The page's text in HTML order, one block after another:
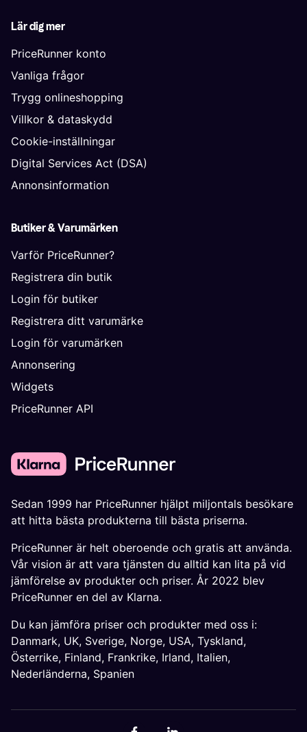
Lär dig mer
PriceRunner konto
Vanliga frågor
Trygg onlineshopping
Villkor & dataskydd
Cookie-inställningar
Digital Services Act (DSA)
Annonsinformation
Butiker & Varumärken
Varför PriceRunner?
Registrera din butik
Login för butiker
Registrera ditt varumärke
Login för varumärken
Annonsering
Widgets
PriceRunner API
Sedan 1999 har PriceRunner hjälpt miljontals besökare
att hitta bästa produkterna till bästa priserna.
PriceRunner är helt oberoende och gratis att använda.
Vår vision är att vara tjänsten du alltid kan lita på vid
jämförelse av produkter och priser. År 2022 blev
PriceRunner en del av Klarna.
Du kan jämföra priser och produkter med oss i:
Danmark, UK, Sverige, Norge, USA, Tyskland,
Österrike, Finland, Frankrike, Irland, Italien,
Nederländerna, Spanien